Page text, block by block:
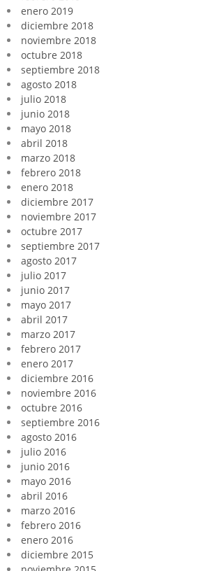
enero 2019
diciembre 2018
noviembre 2018
octubre 2018
septiembre 2018
agosto 2018
julio 2018
junio 2018
mayo 2018
abril 2018
marzo 2018
febrero 2018
enero 2018
diciembre 2017
noviembre 2017
octubre 2017
septiembre 2017
agosto 2017
julio 2017
junio 2017
mayo 2017
abril 2017
marzo 2017
febrero 2017
enero 2017
diciembre 2016
noviembre 2016
octubre 2016
septiembre 2016
agosto 2016
julio 2016
junio 2016
mayo 2016
abril 2016
marzo 2016
febrero 2016
enero 2016
diciembre 2015